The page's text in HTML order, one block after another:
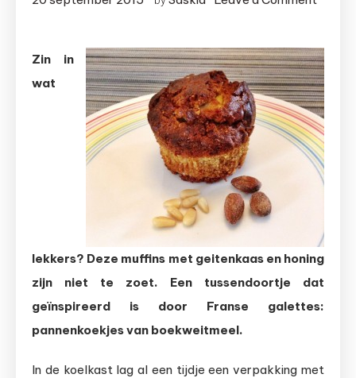
met
geitenkaas
Zin in
wat
lekkers? Deze muffins met geitenkaas en honing
zijn niet te zoet. Een tussendoortje dat
geïnspireerd is door Franse galettes:
pannenkoekjes van boekweitmeel.
In de koelkast lag al een tijdje een verpakking met